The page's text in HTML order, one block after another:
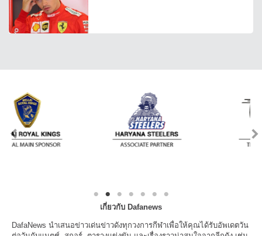
เกี่ยวกับ Dafanews
DafaNews นำเสนอข่าวเด่นข่าวดังทุกวงการกีฬาเพื่อให้คุณได้รับอัพเดตวัน